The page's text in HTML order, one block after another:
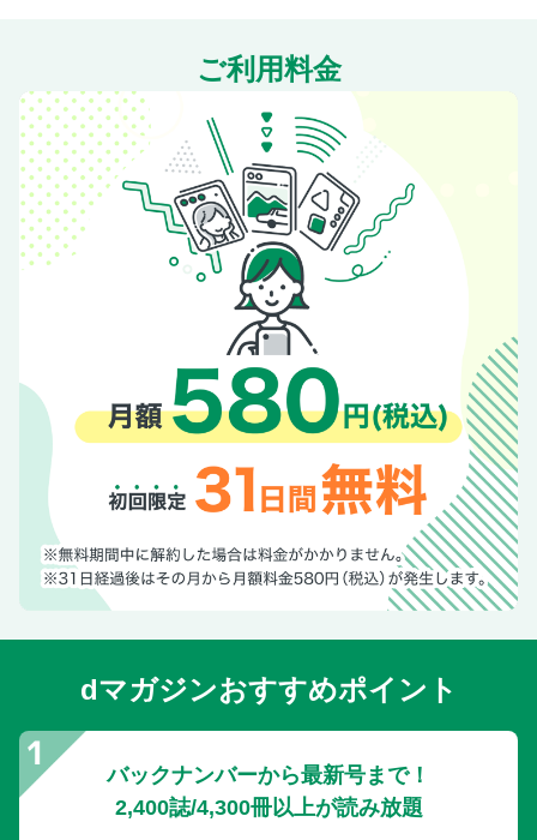
ご利用料金
dマガジンおすすめポイント
バックナンバーから最新号まで！
2,400誌/4,300冊以上が読み放題